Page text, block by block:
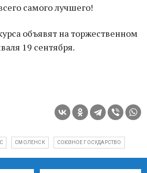
самого лучшего!
объявят на торжественном
19 сентября.
СМОЛЕНСК СОЮЗНОЕ ГОСУДАРСТВО